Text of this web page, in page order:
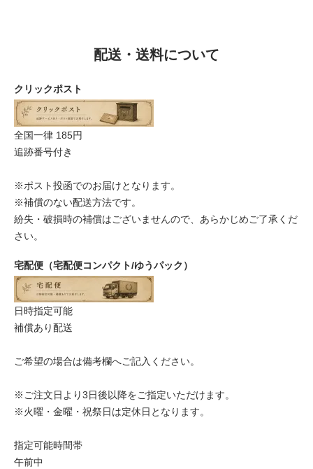
配送・送料について
クリックポスト
全国一律 185円
追跡番号付き
※ポスト投函でのお届けとなります。
※補償のない配送方法です。
紛失・破損時の補償はございませんので、あらかじめご了承くだ
さい。
宅配便（宅配便コンパクト/ゆうパック）
日時指定可能
補償あり配送
ご希望の場合は備考欄へご記入ください。
※ご注文日より3日後以降をご指定いただけます。
※火曜・金曜・祝祭日は定休日となります。
指定可能時間帯
午前中